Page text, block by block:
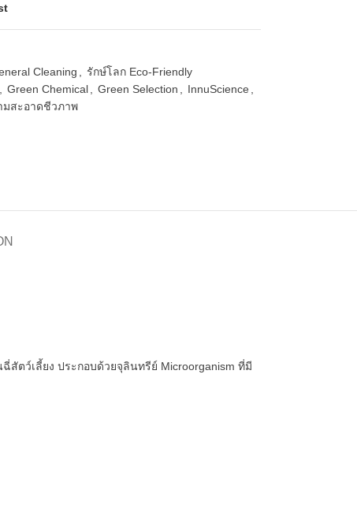
Cleaning
รักษ์โลก Eco-Friendly
Green Chemical Green Selection InnuScience
มสะอาดชีวภาพ
ตว์เลี้ยง ประกอบด้วยจุลินทรีย์ Microorganism ที่มี